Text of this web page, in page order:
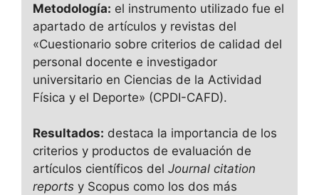
Metodología: el instrumento utilizado fue el
apartado de artículos y revistas del
«Cuestionario sobre criterios de calidad del
personal docente e investigador
universitario en Ciencias de la Actividad
Física y el Deporte» (CPDI-CAFD).
Resultados: destaca la importancia de los
criterios y productos de evaluación de
artículos científicos del Journal citation
reportsy Scopus como los dos más